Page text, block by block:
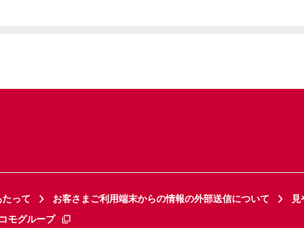
って お客さまご利用端末からの情報の外部送信について
見
モグループ